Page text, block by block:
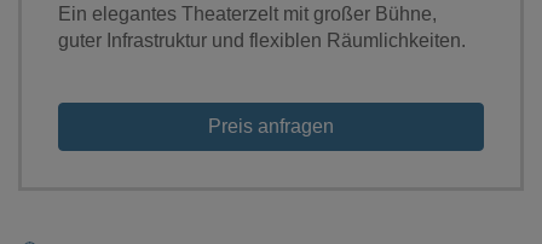
Ein elegantes Theaterzelt mit großer Bühne,
guter Infrastruktur und flexiblen Räumlichkeiten.
Preis anfragen